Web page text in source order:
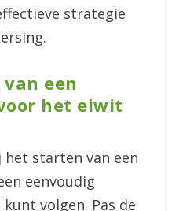
strategie
een
het eiwit
starten van een
eenvoudig
volgen. Pas de